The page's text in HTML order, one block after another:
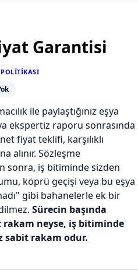
Garantisi
ile paylaştığınız eşya
ekspertiz raporu sonrasında
fiyat teklifi, karşılıklı
alınır. Sözleşme
sonra, iş bitiminde sizden
köprü geçişi veya bu eşya
gibi bahanelerle ek bir
Sürecin başında
rakam neyse, iş bitiminde
sabit rakam odur.